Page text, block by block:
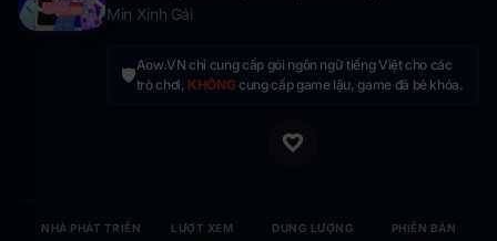
Min Xinh Gái
🛡️Aow.VN chỉ cung cấp gói ngôn ngữ tiếng Việt cho các
trò chơi, KHÔNGcung cấp game lậu, game đã bẻ khóa.
NHÀ PHÁT TRIỂN LƯỢT XEM DUNG LƯỢNG PHIÊN BẢN